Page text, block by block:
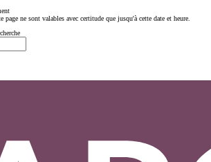
page ne sont valables avec certitude que jusqu'à cette date et heure.